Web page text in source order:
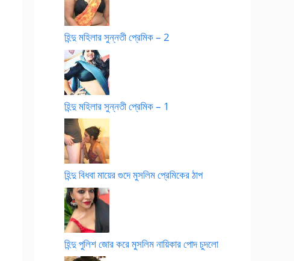
হিন্দু মহিলার সুন্নতী প্রেমিক – 2
হিন্দু মহিলার সুন্নতী প্রেমিক – 1
হিন্দু বিধবা মায়ের গুদে মুসলিম প্রেমিকের ঠাপ
হিন্দু পুলিশ জোর করে মুসলিম নায়িকার পোদ চুদলো